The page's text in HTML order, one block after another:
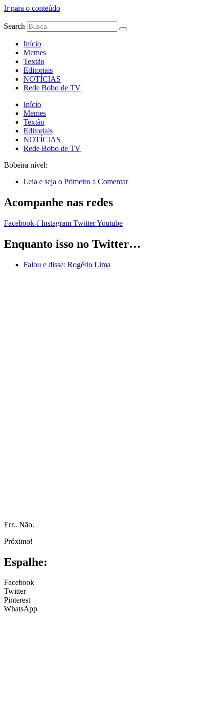
Ir para o conteúdo
Search
Início
Memes
Textão
Editoriais
NOTÍCIAS
Rede Bobo de TV
Início
Memes
Textão
Editoriais
NOTÍCIAS
Rede Bobo de TV
Bobeira nível:
Leia e seja o Primeiro a Comentar
Acompanhe nas redes
Facebook-f Instagram TwitterYoutube
Enquanto isso no Twitter…
Falou e disse: Rogério Lima
Err.. Não.
Próximo!
Espalhe:
Facebook
Twitter
Pinterest
WhatsApp